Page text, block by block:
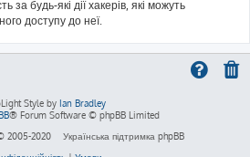
за будь-які дії хакерів, які можуть
доступу до неї.
Style by Ian Bradley
® Forum Software © phpBB Limited
2005-2020
Українська підтримка phpBB